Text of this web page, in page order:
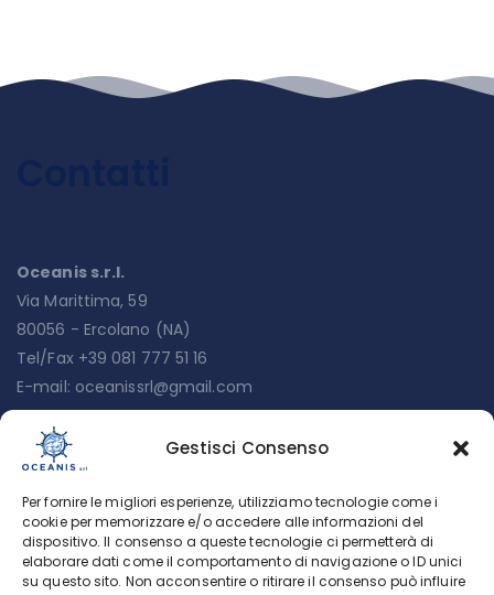
Gestisci Consenso
Per fornire le migliori esperienze, utilizziamo tecnologie come i
cookie per memorizzare e/o accedere alle informazioni del
dispositivo. Il consenso a queste tecnologie ci permetterà di
elaborare dati come il comportamento di navigazione o ID unici
su questo sito. Non acconsentire o ritirare il consenso può influire
Oceanis s.r.l.
Via Marittima, 59
80056 - Ercolano (NA)
Tel/Fax +39 081 777 51 16
E-mail: oceanissrl@gmail.com
Menu
Chi siamo
Servizi